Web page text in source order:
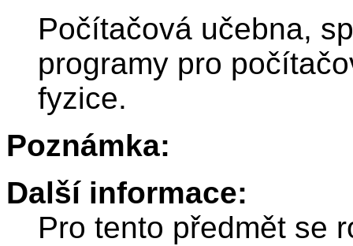
Počítačová učebna,
programy pro
fyzice.
Poznámka:
Další informace:
Pro tento předmět se